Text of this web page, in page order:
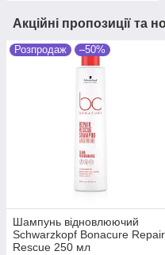
Акційні пропозиції та
Розпродаж –50%
Шампунь відновлюючий
Schwarzkopf Bonacure Repair
Rescue 250 мл